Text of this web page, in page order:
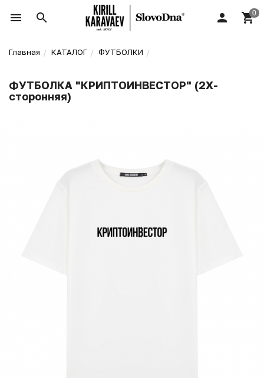
Главная КАТАЛОГ ФУТБОЛКИ
ФУТБОЛКА "КРИПТОИНВЕСТОР" (2Х-
сторонняя)